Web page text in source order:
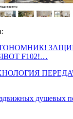
F102!…
душевых